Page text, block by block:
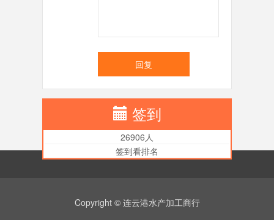
回复
签到
26906人
签到看排名
Copyright © 连云港水产加工商行